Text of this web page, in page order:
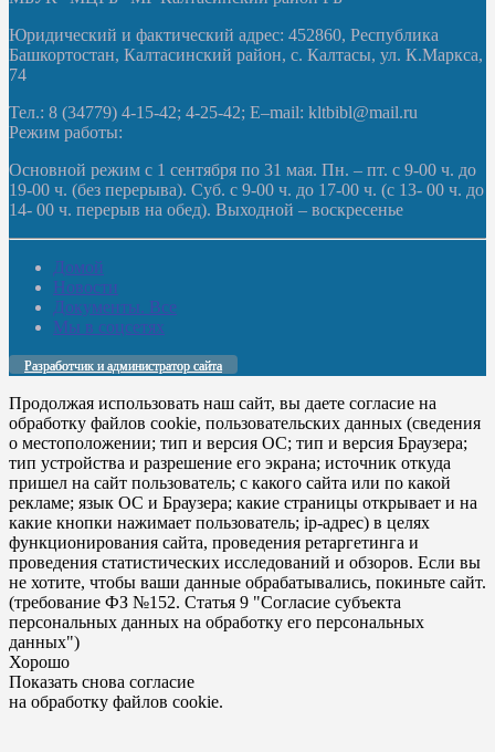
Юридический и фактический адрес: 452860, Республика
Башкортостан, Калтасинский район, с. Калтасы, ул. К.Маркса,
74
Тел.: 8 (34779) 4-15-42; 4-25-42; E–mail: kltbibl@mail.ru
Режим работы:
Основной режим с 1 сентября по 31 мая. Пн. – пт. с 9-00 ч. до
19-00 ч. (без перерыва). Суб. с 9-00 ч. до 17-00 ч. (с 13- 00 ч. до
14- 00 ч. перерыв на обед). Выходной – воскресенье
Домой
Новости
Документы. Все
Мы в соцсетях
Разработчик и администратор сайта
Продолжая использовать наш сайт, вы даете согласие на
обработку файлов cookie, пользовательских данных (сведения
о местоположении; тип и версия ОС; тип и версия Браузера;
тип устройства и разрешение его экрана; источник откуда
пришел на сайт пользователь; с какого сайта или по какой
рекламе; язык ОС и Браузера; какие страницы открывает и на
какие кнопки нажимает пользователь; ip-адрес) в целях
функционирования сайта, проведения ретаргетинга и
проведения статистических исследований и обзоров. Если вы
не хотите, чтобы ваши данные обрабатывались, покиньте сайт.
(требование ФЗ №152. Статья 9 "Согласие субъекта
персональных данных на обработку его персональных
данных")
Хорошо
Показать снова согласие
на обработку файлов cookie.